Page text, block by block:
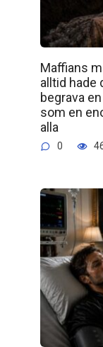
Maffians
alltid hade
begrava
som en
alla
0